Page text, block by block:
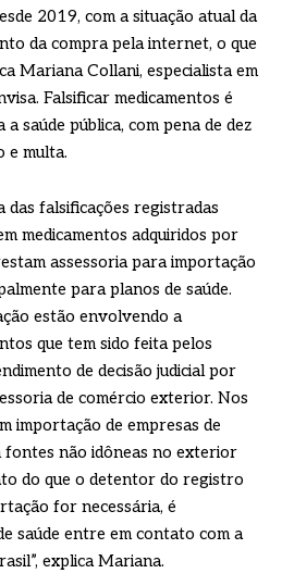
2019, com a situação atual da
da compra pela internet, o que
Mariana Collani, especialista em
Falsificar medicamentos é
saúde pública, com pena de dez
e multa.
das falsificações registradas
medicamentos adquiridos por
assessoria para importação
para planos de saúde.
estão envolvendo a
que tem sido feita pelos
de decisão judicial por
de comércio exterior. Nos
importação de empresas de
fontes não idôneas no exterior
do que o detentor do registro
for necessária, é
saúde entre em contato com a
explica Mariana.